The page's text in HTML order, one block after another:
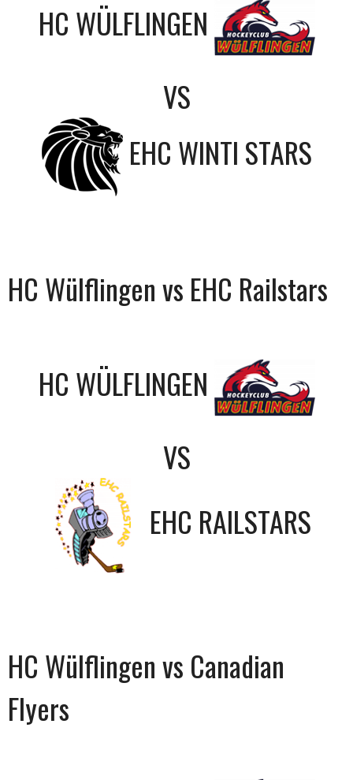
HC WÜLFLINGEN
VS
EHC WINTI STARS
HC Wülflingen vs EHC Railstars
HC WÜLFLINGEN
VS
EHC RAILSTARS
HC Wülflingen vs Canadian
Flyers